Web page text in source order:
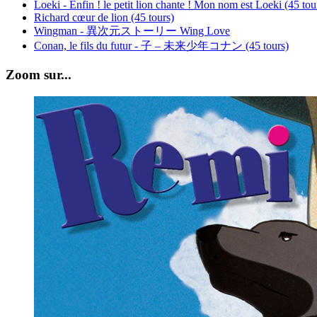
Loeki - Enfin ! le petit lion chante ! Mon nom est Loeki (45
Richard cœur de lion (45 tours)
Wingman - 異次元ストーリー Wing Love
Conan, le fils du futur - 子 – 未来少年コナン (45 tours)
Zoom sur...